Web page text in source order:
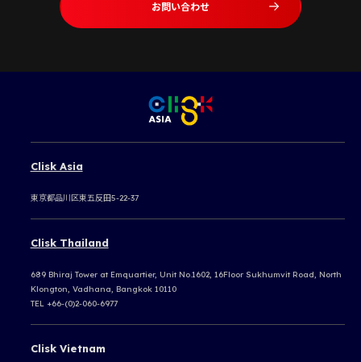
お問い合わせ
Clisk Asia
東京都品川区東五反田5-22-37
Clisk Thailand
689 Bhiraj Tower at Emquartier, Unit No.1602, 16Floor Sukhumvit Road, North
Klongton, Vadhana, Bangkok 10110
TEL +66-(0)2-060-6977
Clisk Vietnam